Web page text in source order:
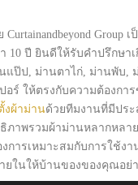
Group
10 ปี ยินดีให้รับคำปรึกษาเ
แป๊ป, ม่านตาไก่, ม่านพับ,
อร์ ให้ตรงกับความต้องกา
งผ้าม่านด้วยทีมงานที่มีปร
ภาพรวมผ้าม่านหลากหลา
การเหมาะสมกับการใช้งา
ยในให้บ้านของของคุณอย่